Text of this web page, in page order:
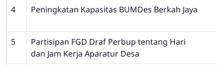
4 Peningkatan Kapasitas BUMDes Berkah Jaya
5
Partisipan FGD Draf Perbup tentang Hari
dan Jam Kerja Aparatur Desa